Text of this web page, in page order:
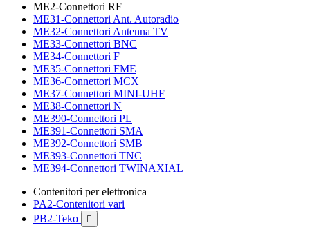
ME2-Connettori RF
ME31-Connettori Ant. Autoradio
ME32-Connettori Antenna TV
ME33-Connettori BNC
ME34-Connettori F
ME35-Connettori FME
ME36-Connettori MCX
ME37-Connettori MINI-UHF
ME38-Connettori N
ME390-Connettori PL
ME391-Connettori SMA
ME392-Connettori SMB
ME393-Connettori TNC
ME394-Connettori TWINAXIAL
Contenitori per elettronica
PA2-Contenitori vari
PB2-Teko
